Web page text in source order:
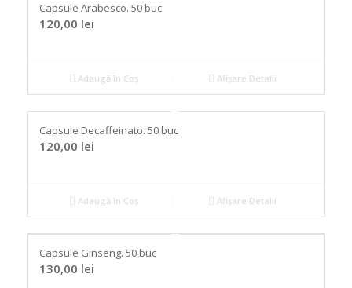
Capsule Arabesco. 50 buc
120,00 lei
Adaugă în Coș Afișare Detalii
Capsule Decaffeinato. 50 buc
120,00 lei
Adaugă în Coș Afișare Detalii
Capsule Ginseng. 50 buc
130,00 lei